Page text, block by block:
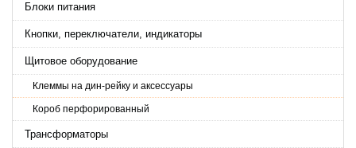
Блоки питания
Кнопки, переключатели, индикаторы
Щитовое оборудование
Клеммы на дин-рейку и аксессуары
Короб перфорированный
Трансформаторы